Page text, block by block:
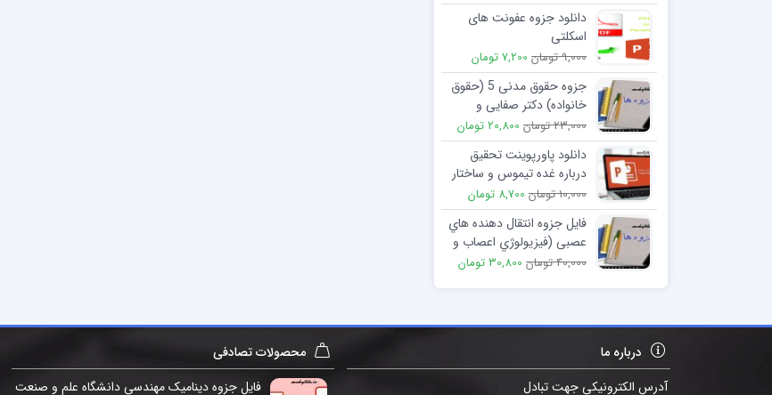
دانلود جزوه عفونت های
اسکلتی
9,000 تومان 7,200 تومان
جزوه حقوق مدنی 5 (حقوق
خانواده) دکتر صفایی و
امامی
23,000 تومان 20,800 تومان
دانلود پاورپوینت تحقیق
درباره غده تیموس و ساختار
آن
10,000 تومان 8,700 تومان
فایل جزوه انتقال دهنده هاي
عصبی (فیزیولوژي اعصاب و
غدد درون ریز)
40,000 تومان 30,800 تومان
درباره ما
آدرس الکترونیکی جهت تبادل
محصولات تصادفی
فایل جزوه دینامیک مهندسی دانشگاه علم و صنعت